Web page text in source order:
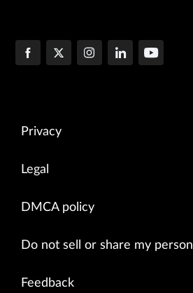
Privacy
Legal
DMCA policy
Do not sell or share my
Feedback